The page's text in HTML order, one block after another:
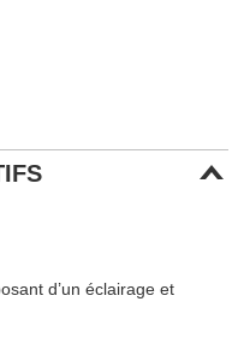
d’un éclairage et